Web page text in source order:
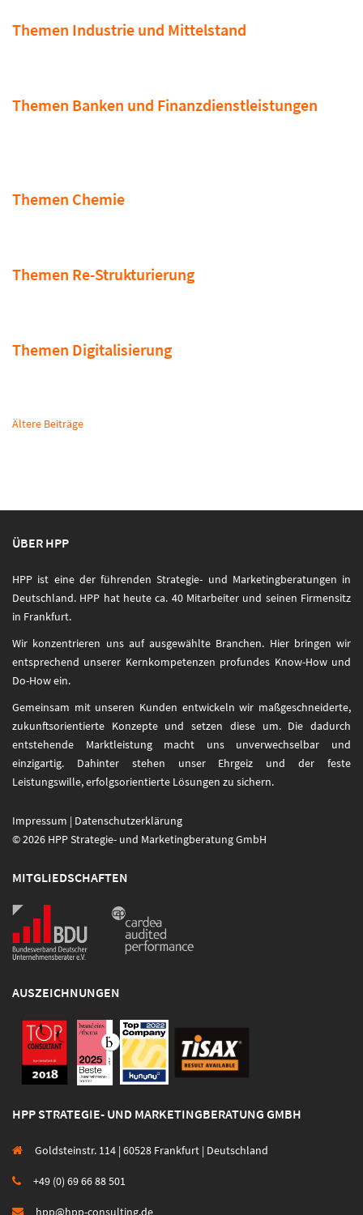
Themen Industrie und Mittelstand
Themen Banken und Finanzdienstleistungen
Themen Chemie
Themen Re-Strukturierung
Themen Digitalisierung
Beitragsnavigation
Ältere Beiträge
ÜBER HPP
HPP ist eine der führenden Strategie- und Marketingberatungen in
Deutschland. HPP hat heute ca. 40 Mitarbeiter und seinen Firmensitz
in Frankfurt.
Wir konzentrieren uns auf ausgewählte Branchen. Hier bringen wir
entsprechend unserer Kernkompetenzen profundes Know-How und
Do-How ein.
Gemeinsam mit unseren Kunden entwickeln wir maßgeschneiderte,
zukunftsorientierte Konzepte und setzen diese um. Die dadurch
entstehende Marktleistung macht uns unverwechselbar und
einzigartig. Dahinter stehen unser Ehrgeiz und der feste
Leistungswille, erfolgsorientierte Lösungen zu sichern.
Impressum | Datenschutzerklärung
© 2026 HPP Strategie- und Marketingberatung GmbH
MITGLIEDSCHAFTEN
AUSZEICHNUNGEN
HPP STRATEGIE- UND MARKETINGBERATUNG GMBH
Goldsteinstr. 114 | 60528 Frankfurt | Deutschland
+49 (0) 69 66 88 501
hpp@hpp-consulting.de